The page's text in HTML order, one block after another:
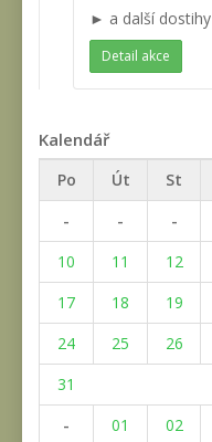
► a další dostihy
Detail akce
Kalendář
Po Út St
-
- -
10
11 12
17
18 19
24
25 26
31
-
01 02